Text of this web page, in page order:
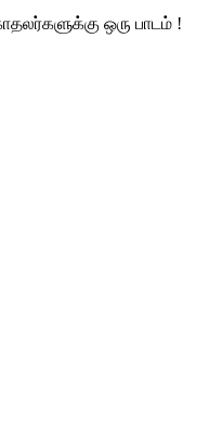
தலர்களுக்கு ஒரு பாடம் !